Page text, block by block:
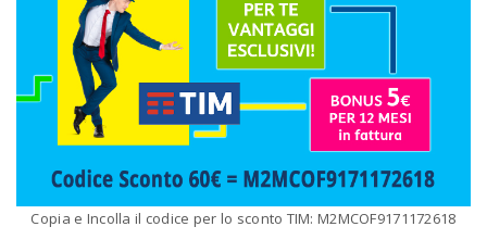
Copia e Incolla il codice per lo sconto TIM: M2MCOF9171172618